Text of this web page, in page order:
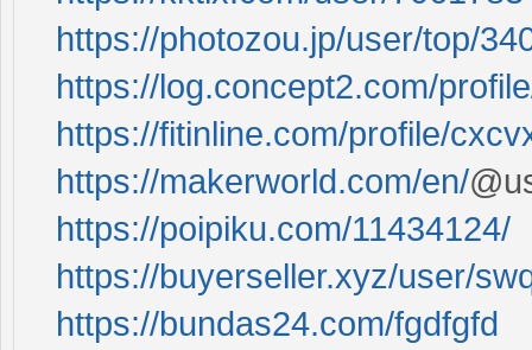
https://photozou.jp/user/top/
https://log.concept2.com/
https://fitinline.com/profile/
https://makerworld.com/en/
https://poipiku.com/11434124/
https://buyerseller.xyz/user/
https://bundas24.com/fgdfgfd